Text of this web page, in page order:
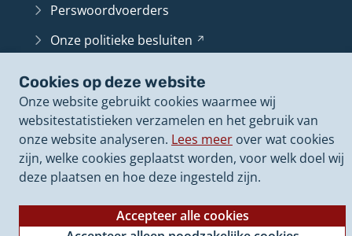
Cookies op deze website
Onze website gebruikt cookies waarmee wij
websitestatistieken verzamelen en het gebruik van
onze website analyseren. Lees meer over wat cookies
zijn, welke cookies geplaatst worden, voor welk doel wij
deze plaatsen en hoe deze ingesteld zijn.
Accepteer alle cookies
een
andere
website)
Perswoordvoerders
Onze politieke besluiten
andere
website)
naar
een
andere
website)